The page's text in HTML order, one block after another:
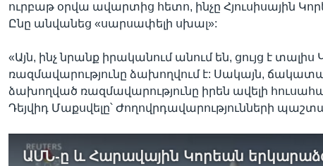
ուրբաթ օրվա ավարտից հետո, ինչը Հյուսիսային
Ընը անվանեց «սարսափելի սխալ»:
«Այն, ինչ նրանք իրականում անում են, ցույց է տալիս
ռազմավարությունը ձախողվում է: Սակայն,
ձախողված ռազմավարությունը իրեն ավելի
Դեյվիդ Մաքսվելը՝ Ժողովրդավարությունների